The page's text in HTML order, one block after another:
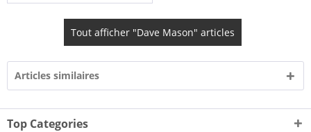
Tout afficher "Dave Mason" articles
Articles similaires
Top Categories